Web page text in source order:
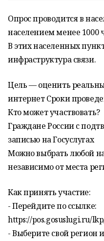
Опрос проводится в
населением менее 1000
В этих населенных
инфраструктура связи.
Цель — оценить
интернет Сроки
Кто может участвовать?
Граждане России с
записью на Госуслугах
Можно выбрать любой
независимо от места
Как принять участие:
- Перейдите по ссылке:
https://pos.gosuslugi.ru/
- Выберите свой регион